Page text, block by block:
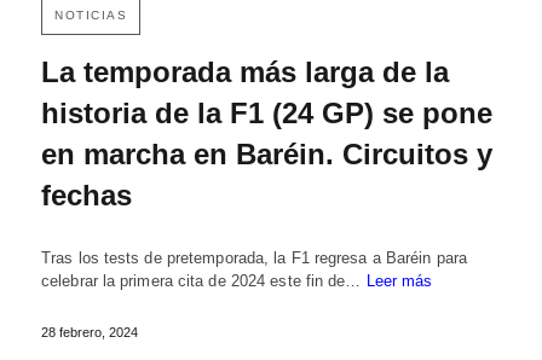
NOTICIAS
La temporada más larga de la
historia de la F1 (24 GP) se pone
en marcha en Baréin. Circuitos y
fechas
Tras los tests de pretemporada, la F1 regresa a Baréin para
celebrar la primera cita de 2024 este fin de… Leer más
28 febrero, 2024